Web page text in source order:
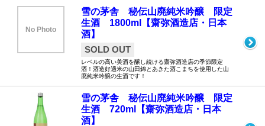
No Photo
雪の茅舎 秘伝山廃純米吟醸 限定
生酒 1800ml【齋弥酒造店・日本
酒】
SOLD OUT
レベルの高い美酒を醸し続ける齋弥酒造店の季節限定
酒！酒造好適米の山田錦とあきた酒こまちを使用した山
廃純米吟醸の生酒です！
雪の茅舎 秘伝山廃純米吟醸 限定
生酒 720ml【齋弥酒造店・日本
酒】